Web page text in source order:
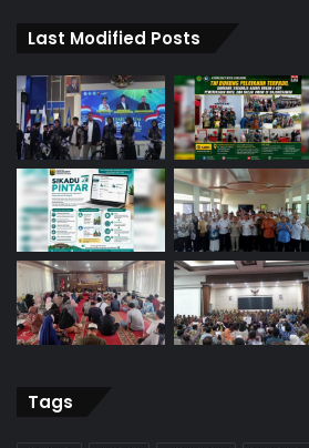
Last Modified Posts
Tags